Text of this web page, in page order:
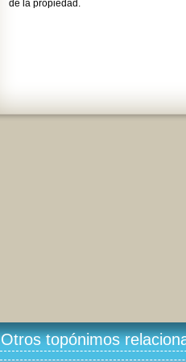
de la propiedad.
Otros topónimos